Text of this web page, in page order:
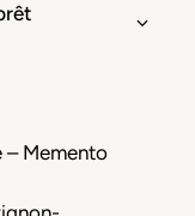
– Memento